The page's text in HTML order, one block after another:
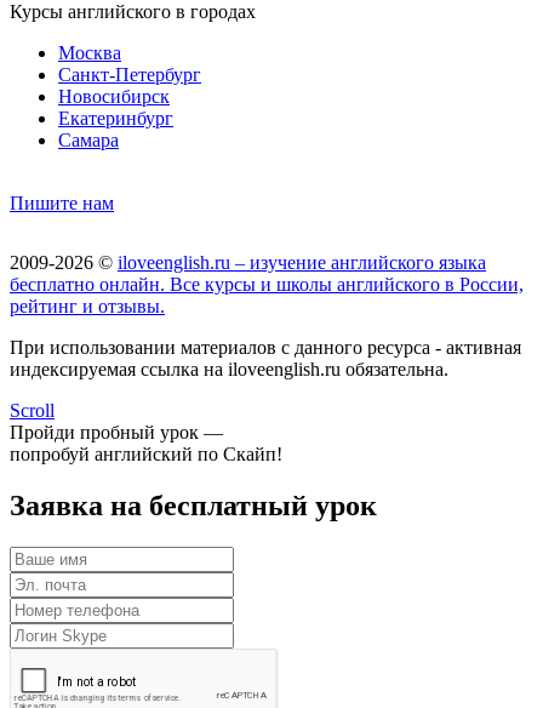
Курсы английского в городах
Москва
Санкт-Петербург
Новосибирск
Екатеринбург
Самара
Пишите нам
2009-2026 © iloveenglish.ru – изучение английского языка
бесплатно онлайн. Все курсы и школы английского в России,
рейтинг и отзывы.
При использовании материалов с данного ресурса - активная
индексируемая ссылка на iloveenglish.ru обязательна.
Scroll
Пройди пробный урок —
попробуй английский по Скайп!
Заявка на бесплатный урок